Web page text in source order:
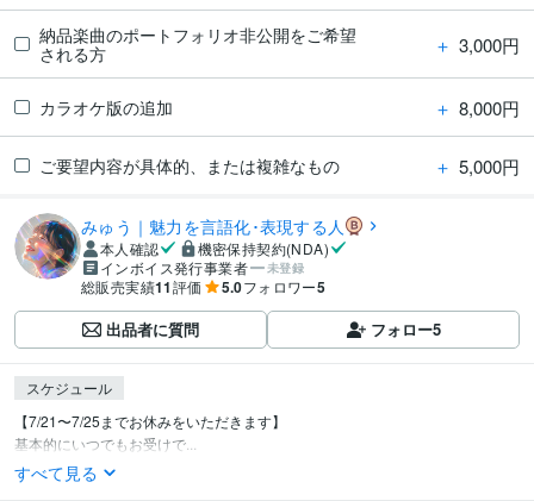
納品楽曲のポートフォリオ非公開をご希望
される方
＋ 3,000円
カラオケ版の追加 ＋ 8,000円
ご要望内容が具体的、または複雑なもの ＋ 5,000円
みゅう｜魅力を言語化･表現する人
本人確認
機密保持契約(NDA)
インボイス発行事業者
未登録
総販売実績11評価 5.0フォロワー5
出品者に質問 フォロー5
スケジュール
【7/21〜7/25までお休みをいただきます】
基本的にいつでもお受けで...
すべて見る